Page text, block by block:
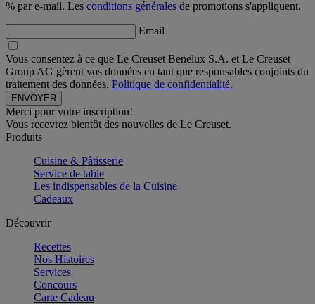
% par e-mail. Les conditions générales de promotions s'appliquent.
Email
Vous consentez à ce que Le Creuset Benelux S.A. et Le Creuset
Group AG gèrent vos données en tant que responsables conjoints du
traitement des données. Politique de confidentialité.
Merci pour votre inscription!
Vous recevrez bientôt des nouvelles de Le Creuset.
Produits
Cuisine & Pâtisserie
Service de table
Les indispensables de la Cuisine
Cadeaux
Découvrir
Recettes
Nos Histoires
Services
Concours
Carte Cadeau